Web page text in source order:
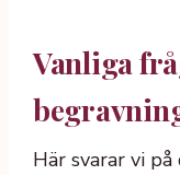
Vanliga
Här svarar vi